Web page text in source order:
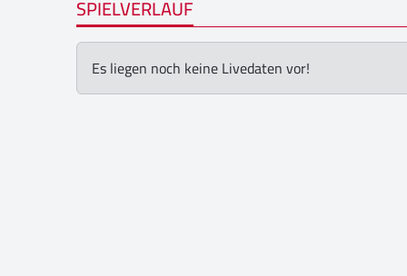
SPIELVERLAUF
Es liegen noch keine Livedaten vor!